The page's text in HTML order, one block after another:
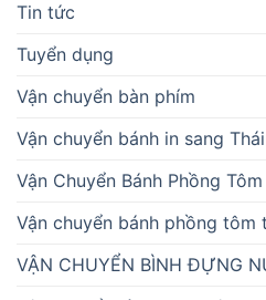
Tin tức
Tuyển dụng
Vận chuyển bàn phím
Vận chuyển bánh in sang
Vận Chuyển Bánh Phồng
Vận chuyển bánh phồng tôm
VẬN CHUYỂN BÌNH ĐỰNG